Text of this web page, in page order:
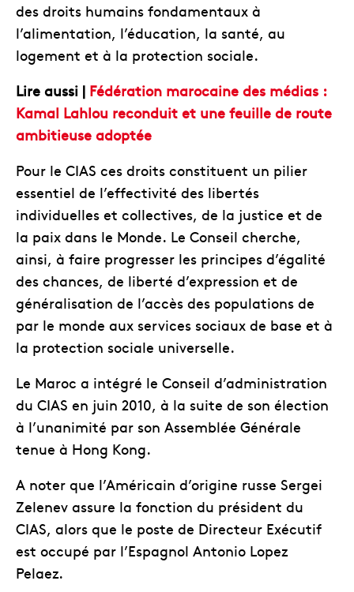
des droits humains fondamentaux à
l’alimentation, l’éducation, la santé, au
logement et à la protection sociale.
Lire aussi | Fédération marocaine des médias :
Kamal Lahlou reconduit et une feuille de route
ambitieuse adoptée
Pour le CIAS ces droits constituent un pilier
essentiel de l’effectivité des libertés
individuelles et collectives, de la justice et de
la paix dans le Monde. Le Conseil cherche,
ainsi, à faire progresser les principes d’égalité
des chances, de liberté d’expression et de
généralisation de l’accès des populations de
par le monde aux services sociaux de base et à
la protection sociale universelle.
Le Maroc a intégré le Conseil d’administration
du CIAS en juin 2010, à la suite de son élection
à l’unanimité par son Assemblée Générale
tenue à Hong Kong.
A noter que l’Américain d’origine russe Sergei
Zelenev assure la fonction du président du
CIAS, alors que le poste de Directeur Exécutif
est occupé par l’Espagnol Antonio Lopez
Pelaez.